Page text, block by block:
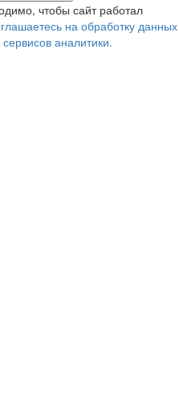
чтобы сайт работал
на обработку данных
аналитики.